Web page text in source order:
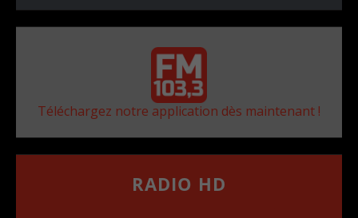
Téléchargez notre application dès maintenant !
RADIO HD